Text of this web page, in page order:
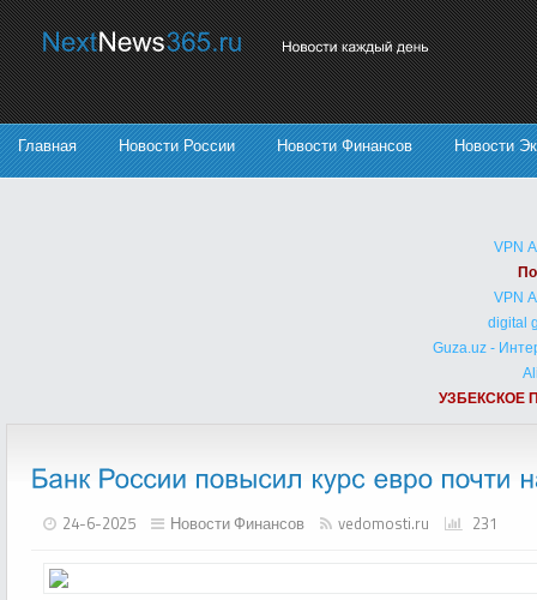
Главная Новости России Новости Финансов Новости
VPN
VPN
digital
Guza.uz -
УЗБЕКСКОЕ
24-6-2025 Новости Финансов vedomosti.ru 231